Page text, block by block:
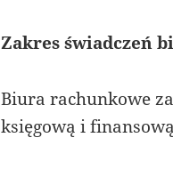
Zakres świadczeń
Biura rachunkowe
księgową i